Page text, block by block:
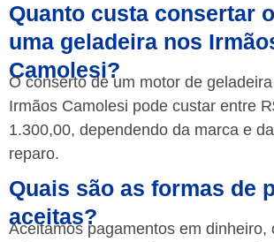
Quanto custa consertar
uma geladeira nos
Camolesi?
O conserto de um motor de
Irmãos Camolesi pode custar entre
1.300,00, dependendo da marca e
reparo.
Quais são as formas de
aceitas?
Aceitamos pagamentos em dinheiro,